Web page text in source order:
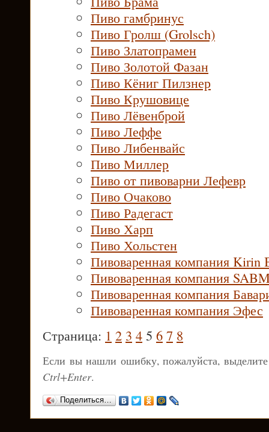
Пиво гамбринус
Пиво Гролш (Grolsch)
Пиво Златопрамен
Пиво Золотой Фазан
Пиво Кёниг Пилзнер
Пиво Крушовице
Пиво Лёвенброй
Пиво Леффе
Пиво Либенвайс
Пиво Миллер
Пиво от пивоварни Лефевр
Пиво Очаково
Пиво Радегаст
Пиво Харп
Пиво Хольстен
Пивоваренная компания Kirin
Пивоваренная компания
Пивоваренная компания
Пивоваренная компания Эфес
Страница: 1 2 3 4 5 6 7 8
Если вы нашли ошибку, пожалуйста,
Ctrl+Enter.
Поделиться…